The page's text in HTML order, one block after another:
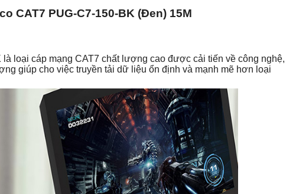
CAT7 PUG-C7-150-BK (Đen) 15M
là loại cáp mạng CAT7 chất lượng cao được cải tiến về công nghệ,
giúp cho việc truyền tải dữ liệu ổn định và mạnh mẽ hơn loại